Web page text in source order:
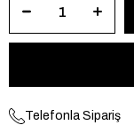
Telefonla Sipariş